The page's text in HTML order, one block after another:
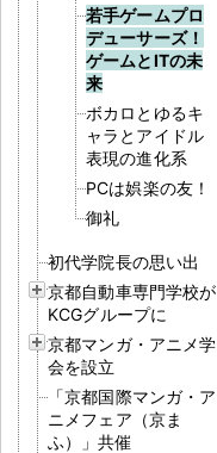
若手ゲームプロ
デューサーズ！
ゲームとITの未
来
ボカロとゆるキ
ャラとアイドル
表現の進化系
PCは娯楽の友！
御礼
初代学院長の思い出
京都自動車専門学校が
KCGグループに
京都マンガ・アニメ学
会を設立
「京都国際マンガ・ア
ニメフェア（京ま
ふ）」共催